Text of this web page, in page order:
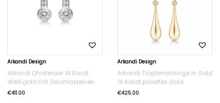
Arkandi Design
Arkandi Ohrstecker 14 Karat
Weißgold mit Zirkoniasteinen
€411.00
Arkandi Design
Arkandi Tropfenohrringe in Gold
14 Karat poliertes Gold
€425.00